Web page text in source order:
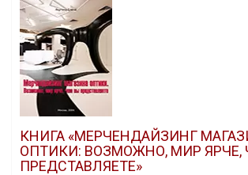
КНИГА «МЕРЧЕНДАЙЗИНГ
ОПТИКИ: ВОЗМОЖНО, МИР ЯРЧЕ,
ПРЕДСТАВЛЯЕТЕ»